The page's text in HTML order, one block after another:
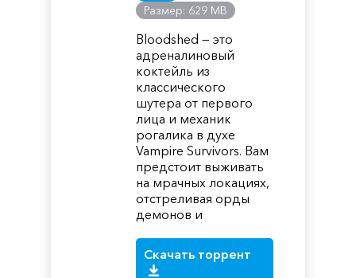
Размер: 629 MB
Bloodshed — это
адреналиновый
коктейль из
классического
шутера от первого
лица и механик
рогалика в духе
Vampire Survivors. Вам
предстоит выживать
на мрачных локациях,
отстреливая орды
демонов и
Скачать торрент